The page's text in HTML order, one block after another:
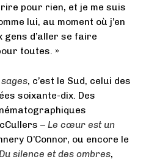
pour rien, et je me suis
lui, au moment où j’en
d’aller se faire
toutes. »
, c’est le Sud, celui des
soixante-dix. Des
– Le cœur est un
O’Connor, ou encore le
silence et des ombres,